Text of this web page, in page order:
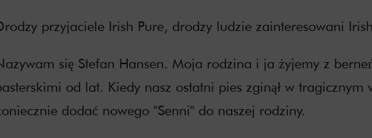
przyjaciele Irish Pure, drodzy ludzie zainteresowani
się Stefan Hansen. Moja rodzina i ja żyjemy z
od lat. Kiedy nasz ostatni pies zginął w tragicznym
dodać nowego "Senni" do naszej rodziny.